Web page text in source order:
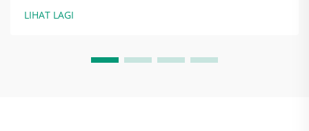
mengekalkan kawasan pembedahan bebas daripada
LIHAT LAGI